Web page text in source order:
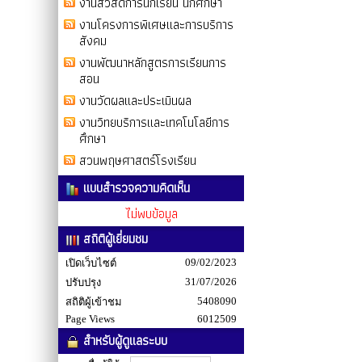
งานโครงการพิเศษและการบริการ
สังคม
งานพัฒนาหลักสูตรการเรียนการ
สอน
งานวัดผลและประเมินผล
งานวิทยบริการและเทคโนโลยีการ
ศึกษา
สวนพฤษศาสตร์โรงเรียน
แบบสำรวจความคิดเห็น
ไม่พบข้อมูล
สถิติผู้เยี่ยมชม
เปิดเว็บไซต์
09/02/2023
ปรับปรุง
31/07/2026
สถิติผู้เข้าชม
5408090
Page Views
6012509
สำหรับผู้ดูแลระบบ